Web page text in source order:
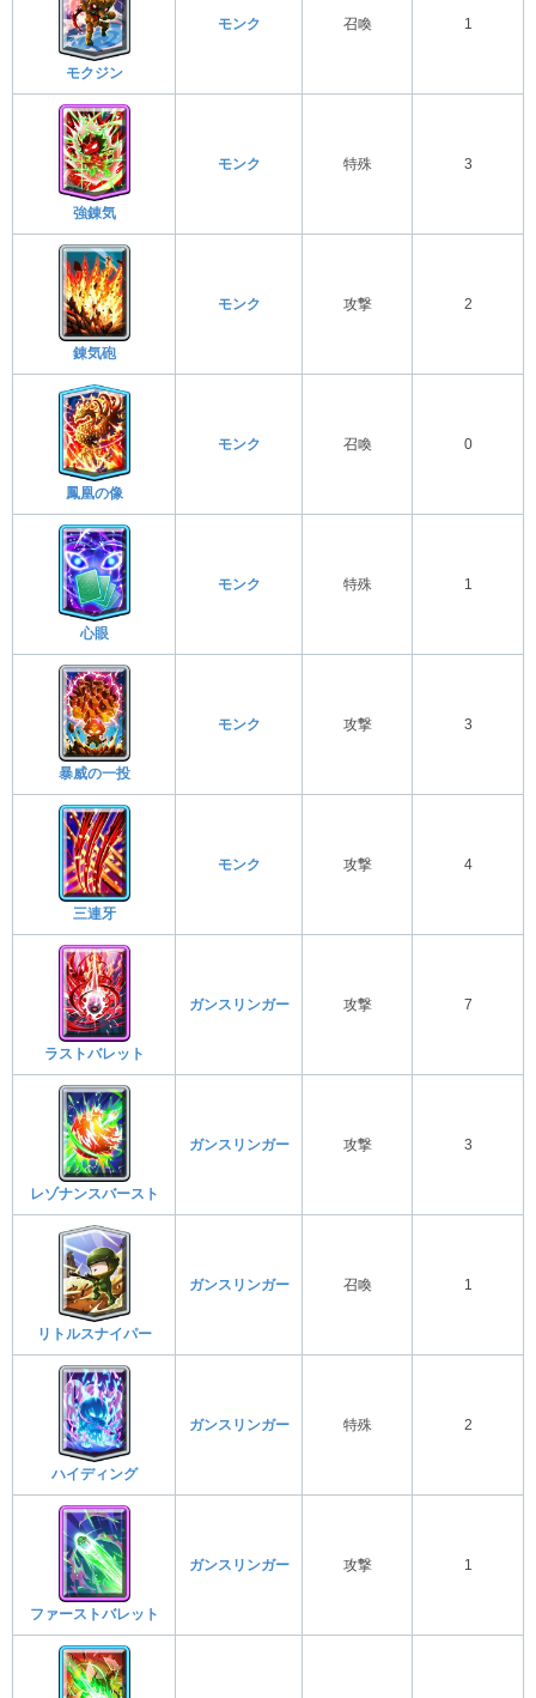
モクジン
モンク 召喚 1
強錬気
モンク 特殊 3
錬気砲
モンク 攻撃 2
鳳凰の像
モンク 召喚 0
心眼
モンク 特殊 1
暴威の一投
モンク 攻撃 3
三連牙
モンク 攻撃 4
ラストバレット
ガンスリンガー 攻撃 7
レゾナンスバースト
ガンスリンガー 攻撃 3
リトルスナイパー
ガンスリンガー 召喚 1
ハイディング
ガンスリンガー 特殊 2
ファーストバレット
ガンスリンガー 攻撃 1